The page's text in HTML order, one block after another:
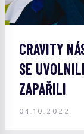
CRAVITY
SE
ZAPAŘILI
04.10.2022